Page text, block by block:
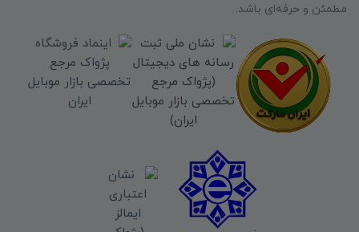
مطمئن و حرفه‌ای باشد.